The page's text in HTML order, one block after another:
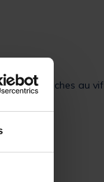
les pêches au vif